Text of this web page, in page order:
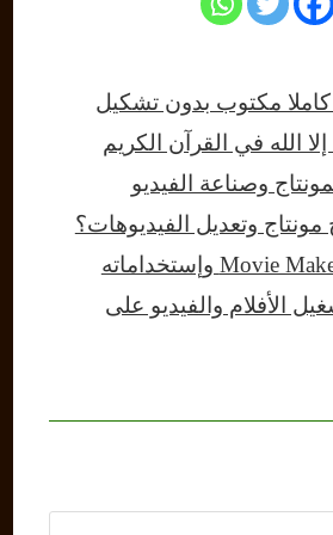
كاملا مكتوب بدون تشكيل
إلا الله في القرآن الكريم
وصناعة الفيديو
وتعديل الفيديوهات؟
الأفلام والفيديو على